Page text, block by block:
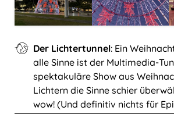
Der Lichtertunnel: Ein
alle Sinne ist der Multimedia-
spektakuläre Show aus
Lichtern die Sinne schier
wow! (Und definitiv nichts für